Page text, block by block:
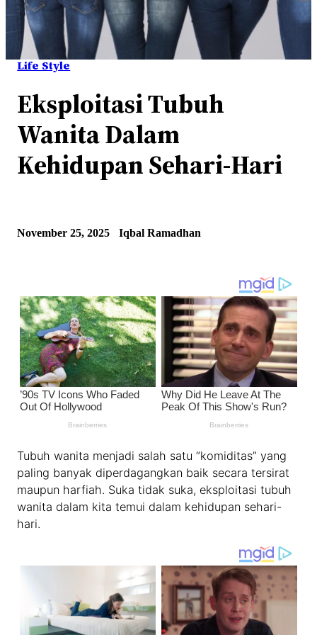
Life Style
Eksploitasi Tubuh
Wanita Dalam
Kehidupan Sehari-Hari
November 25, 2025 Iqbal Ramadhan
Tubuh wanita menjadi salah satu “komiditas” yang
paling banyak diperdagangkan baik secara tersirat
maupun harfiah. Suka tidak suka, eksploitasi tubuh
wanita dalam kita temui dalam kehidupan sehari-
hari.